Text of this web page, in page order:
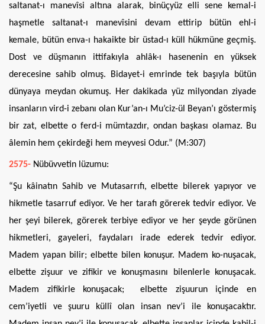
saltanat-ı manevîsi altına alarak, binüçyüz elli sene kemal-i
haşmetle saltanat-ı manevîsini devam ettirip bütün ehl-i
kemale, bütün enva-ı hakaikte bir üstad-ı küll hükmüne geçmiş.
Dost ve düşmanın ittifakıyla ahlâk-ı hasenenin en yüksek
derecesine sahib olmuş. Bidayet-i emrinde tek başıyla bütün
dünyaya meydan okumuş. Her dakikada yüz milyondan ziyade
insanların vird-i zebanı olan Kur’an-ı Mu’ciz-ül Beyan’ı göstermiş
bir zat, elbette o ferd-i mümtazdır, ondan başkası olamaz. Bu
âlemin hem çekirdeği hem meyvesi Odur.” (M:307)
2575- Nübüvvetin lüzumu:
“Şu kâinatın Sahib ve Mutasarrıfı, elbette bilerek yapıyor ve
hikmetle tasarruf ediyor. Ve her tarafı görerek tedvir ediyor. Ve
her şeyi bilerek, görerek terbiye ediyor ve her şeyde görünen
hikmetleri, gayeleri, faydaları irade ederek tedvir ediyor.
Madem yapan bilir; elbette bilen konuşur. Madem ko-nuşacak,
elbette zişuur ve zifikir ve konuşmasını bilenlerle konuşacak.
Madem zifikirle konuşacak; elbette zişuurun içinde en
cem’iyetli ve şuuru küllî olan insan nev’i ile konuşacaktır.